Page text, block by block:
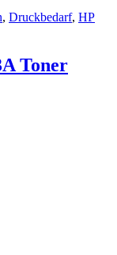
, Druckbedarf, HP
Toner